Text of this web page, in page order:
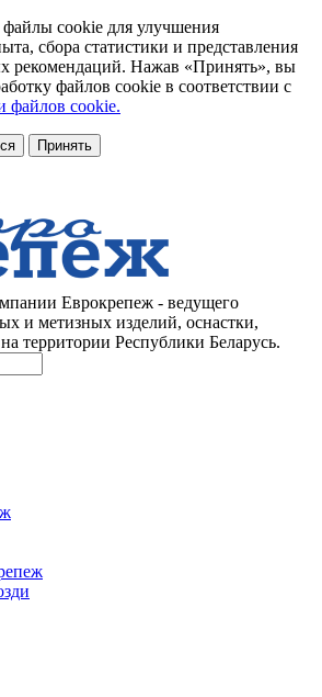
cookie для улучшения
сбора статистики и представления
рекомендаций. Нажав «Принять», вы
файлов cookie в соответствии с
файлов cookie.
Принять
Еврокрепеж - ведущего
и метизных изделий, оснастки,
территории Республики Беларусь.